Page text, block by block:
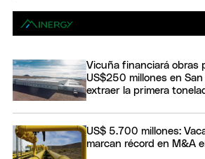
Vicuña financiará obras
US$250 millones en
extraer la primera
US$ 5.700 millones:
marcan récord en M&A